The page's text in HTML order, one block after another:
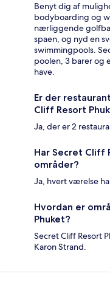
Benyt dig af
bodyboarding og
nærliggende
spaen, og nyd en
swimmingpools.
poolen, 3 barer og
have.
Er der
Cliff Resort
Ja, der er 2
Har Secret Cliff
områder?
Ja, hvert værelse
Hvordan er
Phuket?
Secret Cliff Resort
Karon Strand.